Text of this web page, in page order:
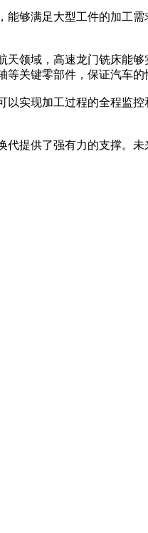
满足大型工件的加工需
领域，高速龙门铣床能够
关键零部件，保证汽车的
实现加工过程的全程监控
提供了强有力的支撑。未